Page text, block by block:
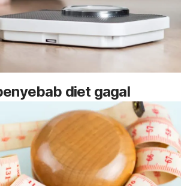
diet gagal